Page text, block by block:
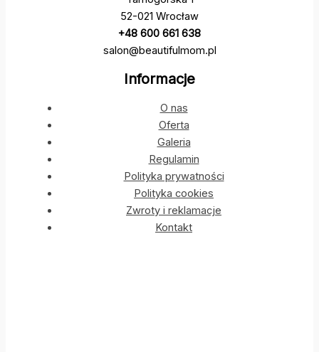
52-021 Wrocław
+48 600 661 638
salon@beautifulmom.pl
Informacje
O nas
Oferta
Galeria
Regulamin
Polityka prywatności
Polityka cookies
Zwroty i reklamacje
Kontakt